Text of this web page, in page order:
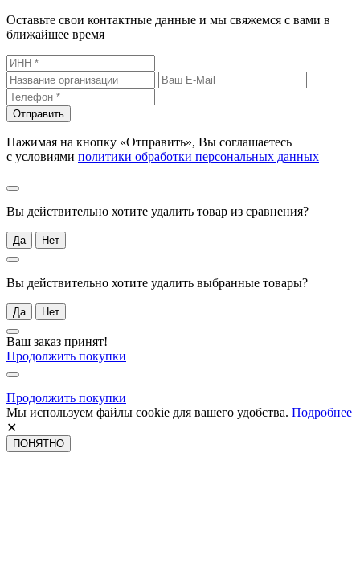
Оставьте свои контактные данные и мы свяжемся с вами в
ближайшее время
Отправить
Нажимая на кнопку «Отправить», Вы соглашаетесь
с условиями политики обработки персональных данных
Вы действительно хотите удалить товар из сравнения?
Да Нет
Вы действительно хотите удалить выбранные товары?
Да Нет
Ваш заказ принят!
Продолжить покупки
Продолжить покупки
Мы используем файлы cookie для вашего удобства. Подробнее
✕
ПОНЯТНО